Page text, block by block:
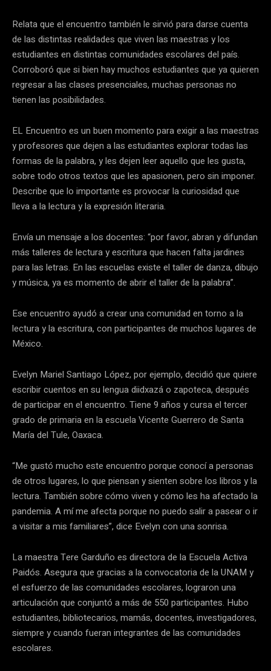
Relata que el encuentro también le sirvió para darse cuenta
de las distintas realidades que viven las maestras y los
estudiantes en distintas comunidades escolares del país.
Corroboró que si bien hay muchos estudiantes que ya quieren
regresar a las clases presenciales, muchas personas no
tienen las posibilidades.
EL Encuentro es un buen momento para exigir a las maestras
y profesores que dejen a las estudiantes explorar todas las
formas de la palabra, y les dejen leer aquello que les gusta,
sobre todo otros textos que les apasionen, pero sin imponer.
Describe que lo importante es provocar la curiosidad que
lleva a la lectura y la expresión literaria.
Envía un mensaje a los docentes: “por favor, abran y difundan
más talleres de lectura y escritura que hacen falta jardines
para las letras. En las escuelas existe el taller de danza, dibujo
y música, ya es momento de abrir el taller de la palabra”.
Ese encuentro ayudó a crear una comunidad en torno a la
lectura y la escritura, con participantes de muchos lugares de
México.
Evelyn Mariel Santiago López, por ejemplo, decidió que quiere
escribir cuentos en su lengua diidxazá o zapoteca, después
de participar en el encuentro. Tiene 9 años y cursa el tercer
grado de primaria en la escuela Vicente Guerrero de Santa
María del Tule, Oaxaca.
“Me gustó mucho este encuentro porque conocí a personas
de otros lugares, lo que piensan y sienten sobre los libros y la
lectura. También sobre cómo viven y cómo les ha afectado la
pandemia. A mí me afecta porque no puedo salir a pasear o ir
a visitar a mis familiares”, dice Evelyn con una sonrisa.
La maestra Tere Garduño es directora de la Escuela Activa
Paidós. Asegura que gracias a la convocatoria de la UNAM y
el esfuerzo de las comunidades escolares, lograron una
articulación que conjuntó a más de 550 participantes. Hubo
estudiantes, bibliotecarios, mamás, docentes, investigadores,
siempre y cuando fueran integrantes de las comunidades
escolares.